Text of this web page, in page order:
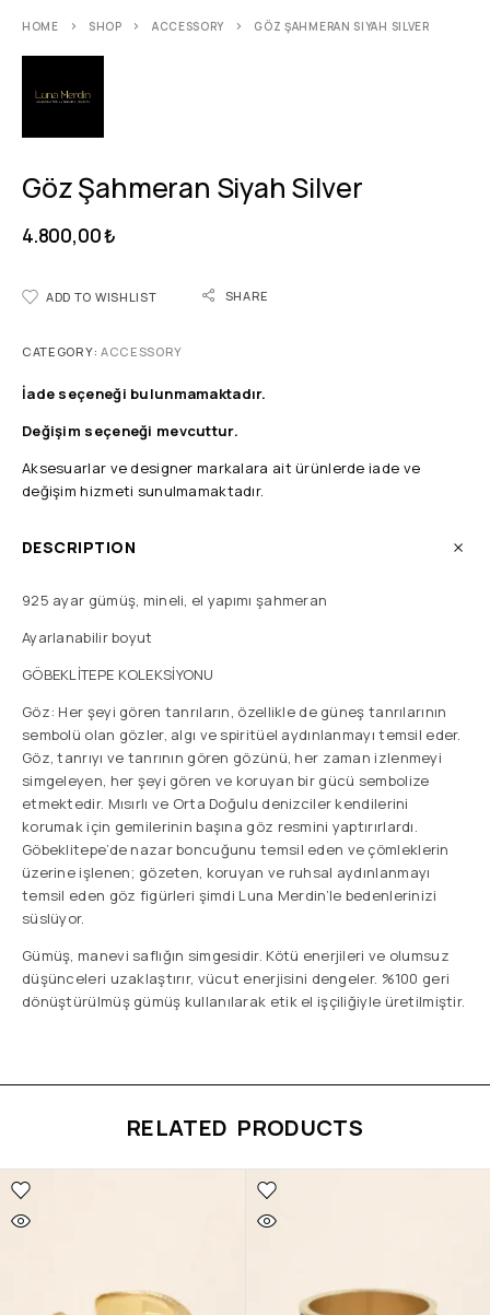
HOME SHOP ACCESSORY GÖZ ŞAHMERAN SIYAH SILVER
Göz Şahmeran Siyah Silver
4.800,00₺
ADD TO WISHLIST SHARE
CATEGORY: ACCESSORY
İade seçeneği bulunmamaktadır.
Değişim seçeneği mevcuttur.
Aksesuarlar ve designer markalara ait ürünlerde iade ve
değişim hizmeti sunulmamaktadır.
DESCRIPTION
925 ayar gümüş, mineli, el yapımı şahmeran
Ayarlanabilir boyut
GÖBEKLİTEPE KOLEKSİYONU
Göz: Her şeyi gören tanrıların, özellikle de güneş tanrılarının
sembolü olan gözler, algı ve spiritüel aydınlanmayı temsil eder.
Göz, tanrıyı ve tanrının gören gözünü, her zaman izlenmeyi
simgeleyen, her şeyi gören ve koruyan bir gücü sembolize
etmektedir. Mısırlı ve Orta Doğulu denizciler kendilerini
korumak için gemilerinin başına göz resmini yaptırırlardı.
Göbeklitepe’de nazar boncuğunu temsil eden ve çömleklerin
üzerine işlenen; gözeten, koruyan ve ruhsal aydınlanmayı
temsil eden göz figürleri şimdi Luna Merdin’le bedenlerinizi
süslüyor.
Gümüş, manevi saflığın simgesidir. Kötü enerjileri ve olumsuz
düşünceleri uzaklaştırır, vücut enerjisini dengeler. %100 geri
dönüştürülmüş gümüş kullanılarak etik el işçiliğiyle üretilmiştir.
RELATED PRODUCTS